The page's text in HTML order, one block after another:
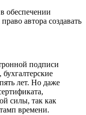
обеспечении
автора создавать
подписи
лет. Но даже
силы, так как
времени.